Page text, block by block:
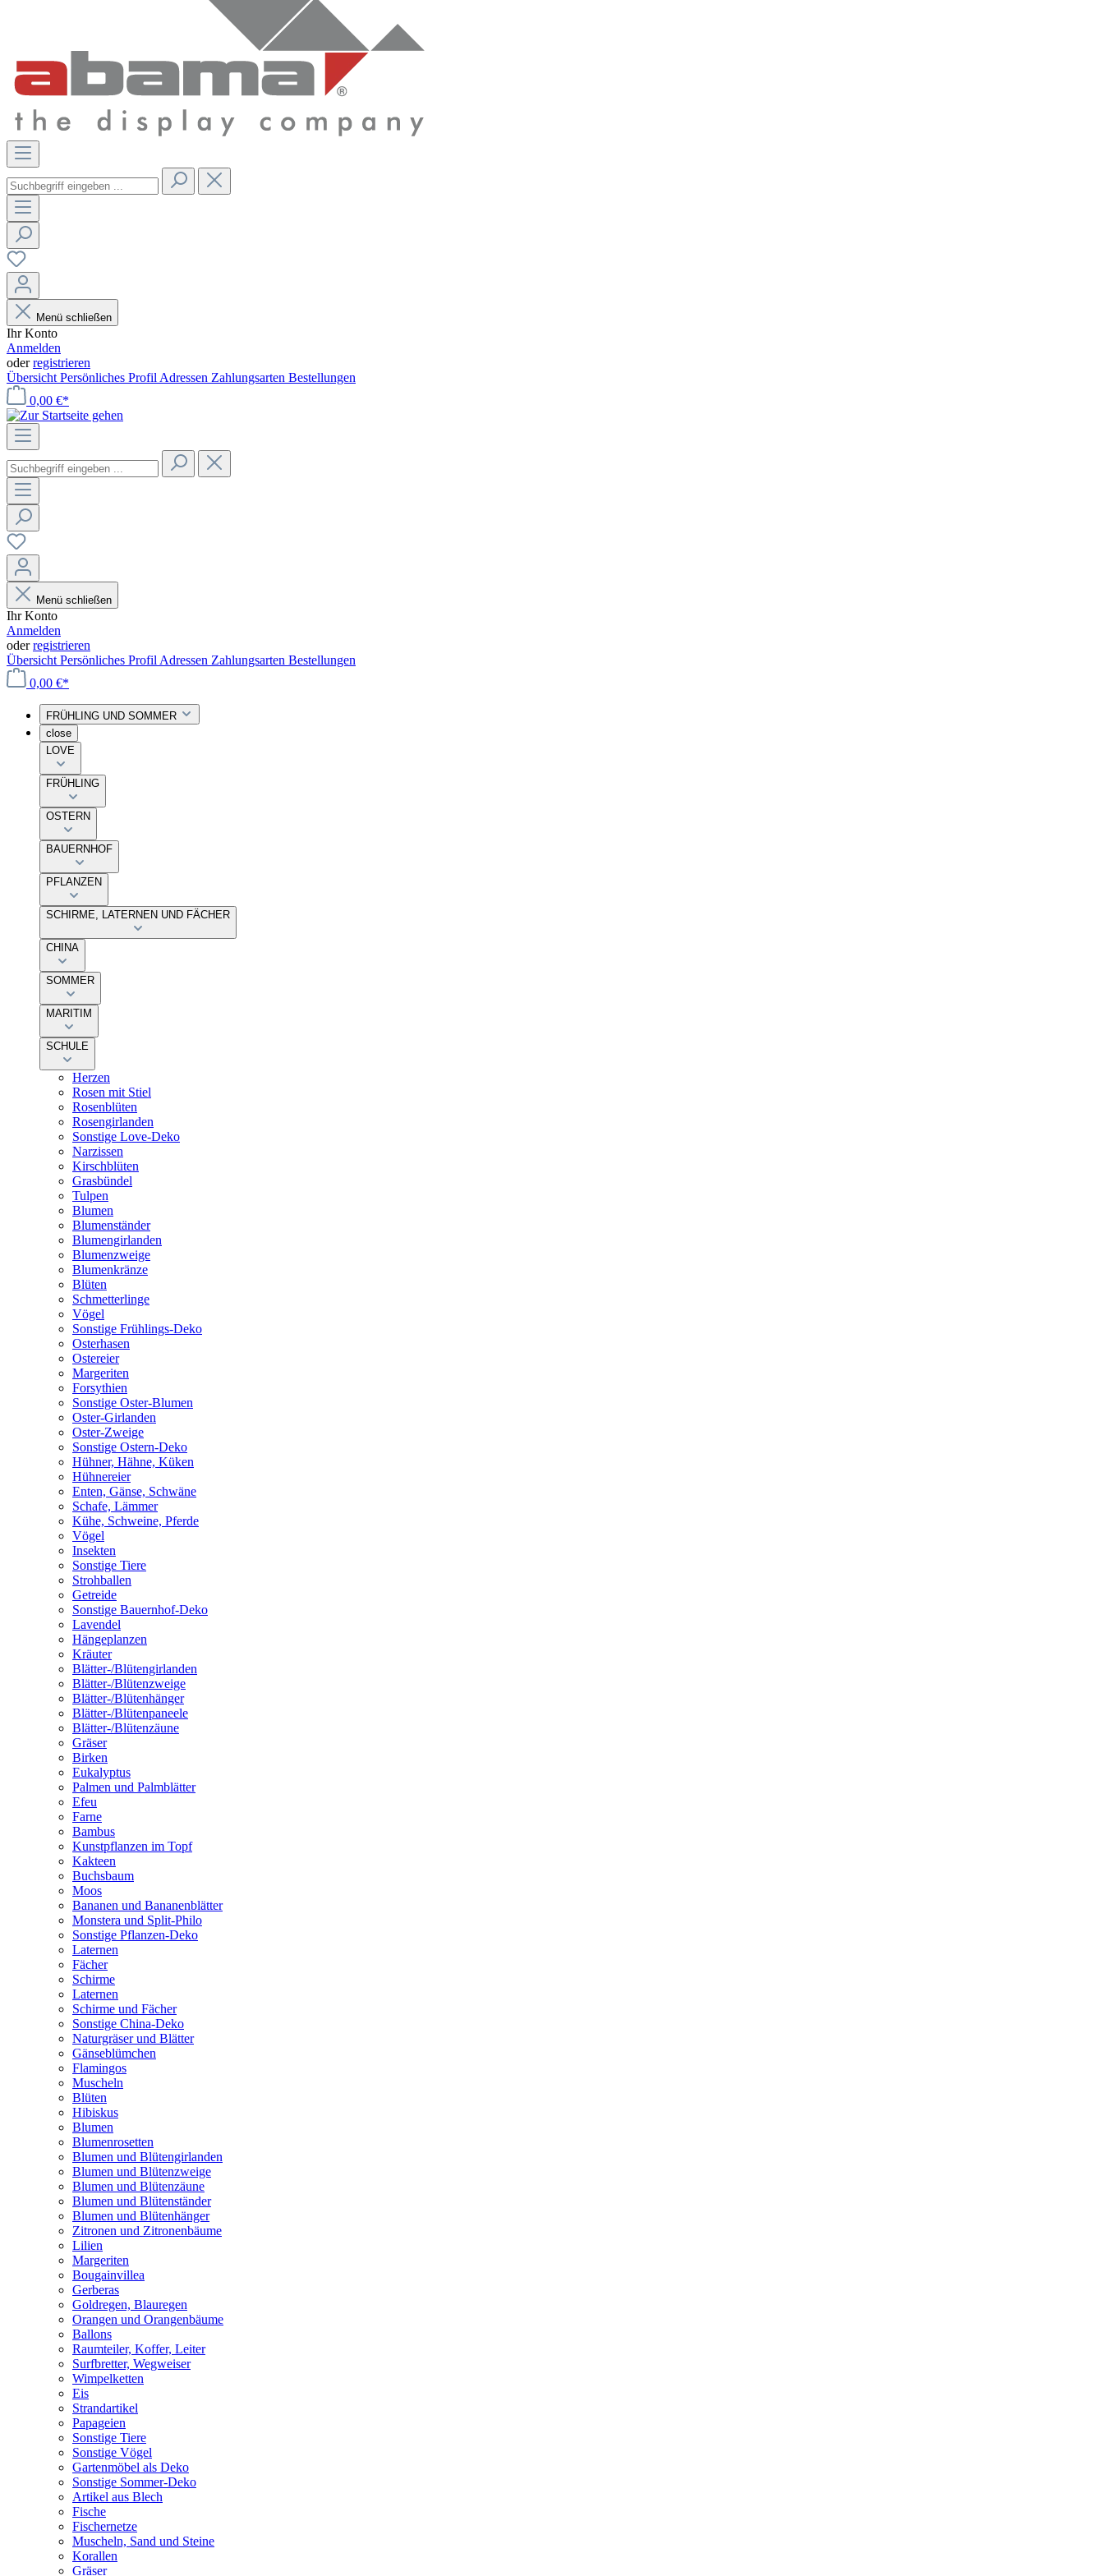
Menü schließen
Ihr Konto
Anmelden
oderregistrieren
Übersicht Persönliches Profil Adressen Zahlungsarten Bestellungen
0,00 €*
Menü schließen
Ihr Konto
Anmelden
oderregistrieren
Übersicht Persönliches Profil Adressen Zahlungsarten Bestellungen
0,00 €*
FRÜHLING UND SOMMER
close
LOVE
FRÜHLING
OSTERN
BAUERNHOF
PFLANZEN
SCHIRME, LATERNEN UND FÄCHER
CHINA
SOMMER
MARITIM
SCHULE
Herzen
Rosen mit Stiel
Rosenblüten
Rosengirlanden
Sonstige Love-Deko
Narzissen
Kirschblüten
Grasbündel
Tulpen
Blumen
Blumenständer
Blumengirlanden
Blumenzweige
Blumenkränze
Blüten
Schmetterlinge
Vögel
Sonstige Frühlings-Deko
Osterhasen
Ostereier
Margeriten
Forsythien
Sonstige Oster-Blumen
Oster-Girlanden
Oster-Zweige
Sonstige Ostern-Deko
Hühner, Hähne, Küken
Hühnereier
Enten, Gänse, Schwäne
Schafe, Lämmer
Kühe, Schweine, Pferde
Vögel
Insekten
Sonstige Tiere
Strohballen
Getreide
Sonstige Bauernhof-Deko
Lavendel
Hängeplanzen
Kräuter
Blätter-/Blütengirlanden
Blätter-/Blütenzweige
Blätter-/Blütenhänger
Blätter-/Blütenpaneele
Blätter-/Blütenzäune
Gräser
Birken
Eukalyptus
Palmen und Palmblätter
Efeu
Farne
Bambus
Kunstpflanzen im Topf
Kakteen
Buchsbaum
Moos
Bananen und Bananenblätter
Monstera und Split-Philo
Sonstige Pflanzen-Deko
Laternen
Fächer
Schirme
Laternen
Schirme und Fächer
Sonstige China-Deko
Naturgräser und Blätter
Gänseblümchen
Flamingos
Muscheln
Blüten
Hibiskus
Blumen
Blumenrosetten
Blumen und Blütengirlanden
Blumen und Blütenzweige
Blumen und Blütenzäune
Blumen und Blütenständer
Blumen und Blütenhänger
Zitronen und Zitronenbäume
Lilien
Margeriten
Bougainvillea
Gerberas
Goldregen, Blauregen
Orangen und Orangenbäume
Ballons
Raumteiler, Koffer, Leiter
Surfbretter, Wegweiser
Wimpelketten
Eis
Strandartikel
Papageien
Sonstige Tiere
Sonstige Vögel
Gartenmöbel als Deko
Sonstige Sommer-Deko
Artikel aus Blech
Fische
Fischernetze
Muscheln, Sand und Steine
Korallen
Gräser